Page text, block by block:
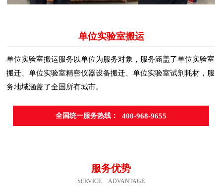
单位实验室搬运
单位实验室搬运服务以单位为服务对象，服务涵盖了单位实验室
搬迁、单位实验室精密仪器设备搬迁、单位实验室试剂耗材，服
务地域涵盖了全国所有城市。
全国统一服务热线： 400-968-9655
服务优势
SERVICE ADVANTAGE